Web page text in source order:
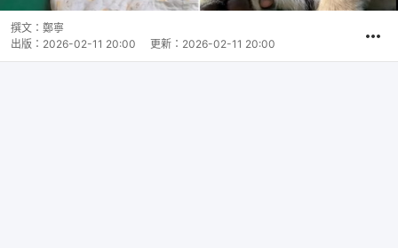
撰文： 鄭寧
出版： 2026-02-11 20:00 更新： 2026-02-11 20:00